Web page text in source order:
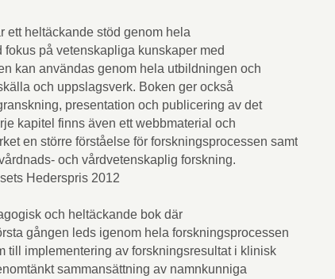
ett heltäckande stöd genom hela
på vetenskapliga kunskaper med
kan användas genom hela utbildningen och
och uppslagsverk. Boken ger också
presentation och publicering av det
kapitel finns även ett webbmaterial och
en större förståelse för forskningsprocessen samt
och vårdvetenskaplig forskning.
Hederspris 2012
och heltäckande bok där
gången leds igenom hela forskningsprocessen
till implementering av forskningsresultat i klinisk
sammansättning av namnkunniga